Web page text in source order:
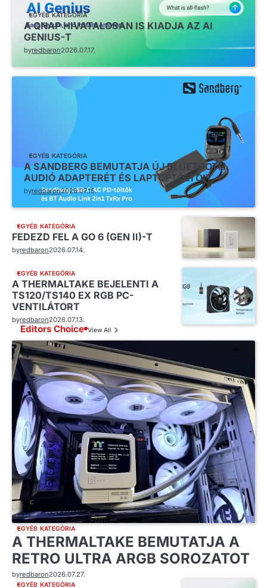
EGYÉB KATEGÓRIA
A QNAP HIVATALOSAN IS KIADJA AZ AI
GENIUS-T
byredbaron2026.07.17.
EGYÉB KATEGÓRIA
A SANDBERG BEMUTATJA ÚJ BLUETOOTH
AUDIÓ ADAPTERÉT ÉS LAPTOPTÖLTŐIT
byredbaron2026.07.15.
EGYÉB KATEGÓRIA
FEDEZD FEL A GO 6 (GEN II)-T
byredbaron2026.07.14.
EGYÉB KATEGÓRIA
A THERMALTAKE BEJELENTI A
TS120/TS140 EX RGB PC-
VENTILÁTORT
byredbaron2026.07.13.
Editors Choice View All
EGYÉB KATEGÓRIA
A THERMALTAKE BEMUTATJA A
RETRO ULTRA ARGB SOROZATOT
byredbaron2026.07.27.
EGYÉB KATEGÓRIA